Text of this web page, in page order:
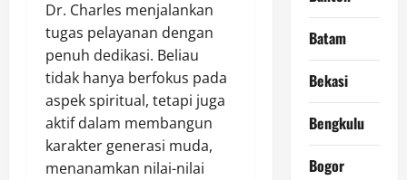
Dr. Charles menjalankan
tugas pelayanan dengan
penuh dedikasi. Beliau
tidak hanya berfokus pada
aspek spiritual, tetapi juga
aktif dalam membangun
karakter generasi muda,
menanamkan nilai-nilai
Batam
Bekasi
Bengkulu
Bogor